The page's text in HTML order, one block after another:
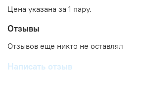
Цена указана за 1 пару.
Отзывы
Отзывов еще никто не оставлял
Написать отзыв